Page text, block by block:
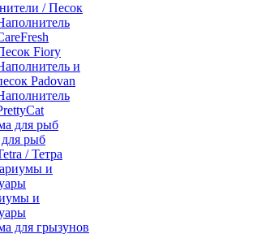
/ Песок
Fiory
и
Padovan
рыб
/ Тетра
и